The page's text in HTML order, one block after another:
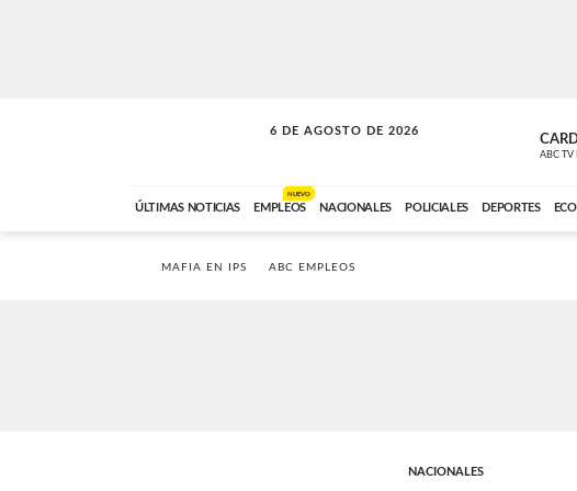
6 DE AGOSTO DE 2026
LA MOVIDA
ABC TV
ÚLTIMAS NOTICIAS EMPLEOS
NUEVO
NACIONALES POLICIALES DEPORTES
MAFIA EN IPS ABC EMPLEOS
NACIONALES